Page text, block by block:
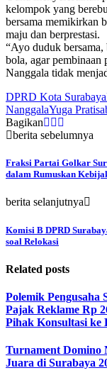
kelompok yang
bersama memikirkan
maju dan berprestasi.
“Ayo duduk
bola, agar pembinaan
Nanggala tidak
DPRD Kota Surabaya
NanggalaYuga
Bagikan
berita sebelumnya
Fraksi Partai Golkar
dalam Rumuskan
berita selanjutnya
Komisi B DPRD
soal Relokasi
Related posts
Polemik Pengusaha
Pajak Reklame Rp
Pihak Konsultasi ke
Turnament Domino
Juara di Surabaya